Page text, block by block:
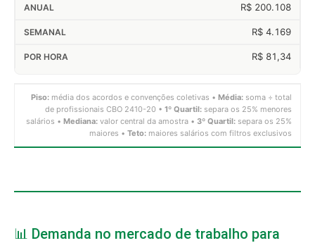
R$ 200.108
R$ 4.169
R$ 81,34
Piso: média dos acordos e convenções coletivas • Média: soma ÷ total
de profissionais CBO 2410-20 • 1º Quartil: separa os 25% menores
salários • Mediana: valor central da amostra • 3º Quartil: separa os 25%
maiores • Teto: maiores salários com filtros exclusivos
📊 Demanda no mercado de trabalho para